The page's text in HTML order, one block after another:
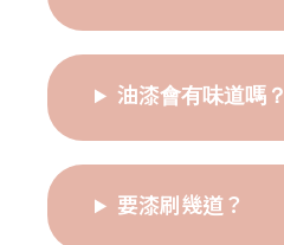
油漆會有味道嗎？
要漆刷幾道？